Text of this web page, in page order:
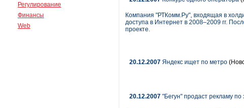
Регулирование
Финансы
Web
Компания "РТКомм.Ру", входящая в
доступа в Интернет в 2008–2009 гг.
проекте.
20.12.2007 Яндекс ищет по метро
20.12.2007 "Бегун" продаст рекламу